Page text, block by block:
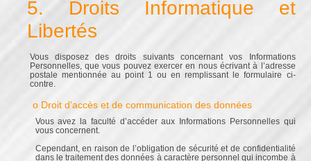
5. Droits Informatique et
Libertés
Vous disposez des droits suivants concernant vos Informations
Personnelles, que vous pouvez exercer en nous écrivant à l’adresse
postale mentionnée au point 1 ou en remplissant le formulaire ci-
contre.
o Droit d’accès et de communication des données
Vous avez la faculté d’accéder aux Informations Personnelles qui
vous concernent.
Cependant, en raison de l’obligation de sécurité et de confidentialité
dans le traitement des données à caractère personnel qui incombe à